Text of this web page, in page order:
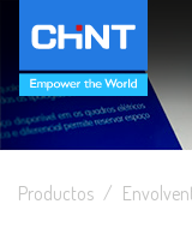
Productos